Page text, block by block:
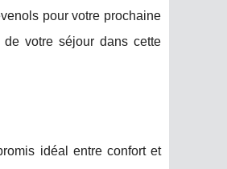
pour votre prochaine
votre séjour dans cette
idéal entre confort et